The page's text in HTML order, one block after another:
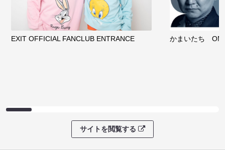
EXIT OFFICIAL FANCLUB ENTRANCE かまいたち
サイトを閲覧する